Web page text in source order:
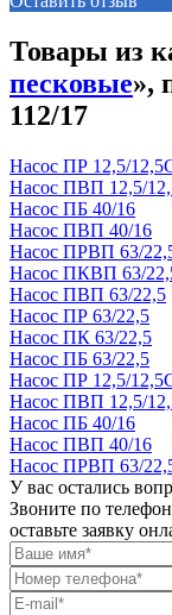
Товары из
песковые»,
112/17
Насос ПР 12,5/
Насос ПВП 12,5/
Насос ПБ 40/16
Насос ПВП 40/16
Насос ПРВП 63/
Насос ПКВП 63/
Насос ПВП 63/22,5
Насос ПР 63/22,5
Насос ПК 63/22,5
Насос ПБ 63/22,5
Насос ПР 12,5/
Насос ПВП 12,5/
Насос ПБ 40/16
Насос ПВП 40/16
Насос ПРВП 63/
У вас остались
Звоните по
оставьте заявку